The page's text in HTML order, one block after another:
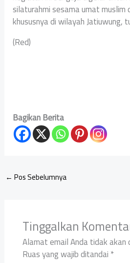
silaturahmi sesama umat muslim
khususnya di wilayah Jatiuwung,
(Red)
Bagikan Berita
← Pos Sebelumnya
Tinggalkan
Alamat email Anda tidak akan
Ruas yang wajib ditandai*